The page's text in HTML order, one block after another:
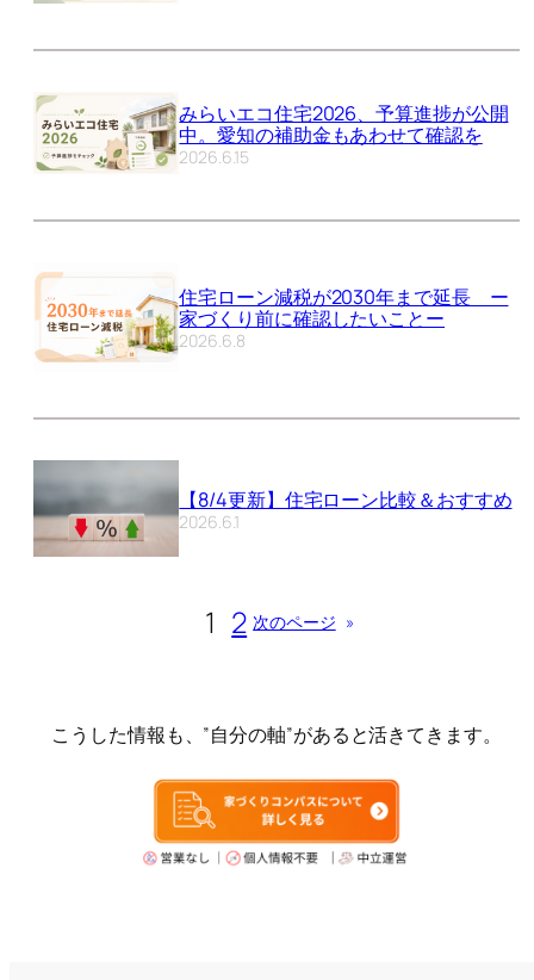
みらいエコ住宅2026、予算進捗が公開
中。愛知の補助金もあわせて確認を
2026.6.15
住宅ローン減税が2030年まで延長 ー
家づくり前に確認したいことー
2026.6.8
【8/4更新】住宅ローン比較＆おすすめ
2026.6.1
1 2 次のページ »
こうした情報も、”自分の軸”があると活きてきます。